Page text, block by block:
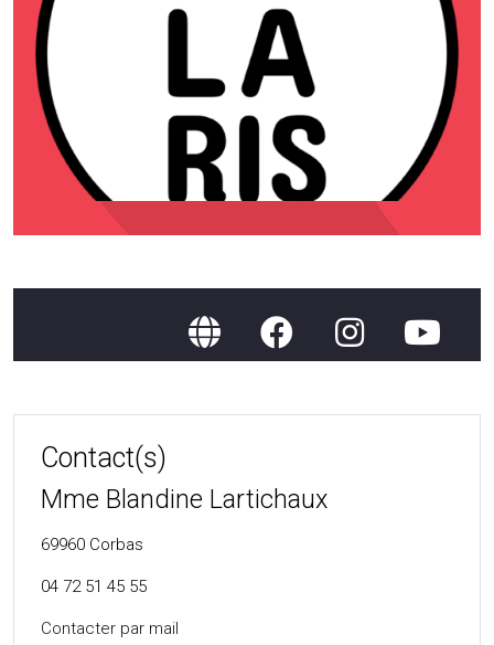
Contact(s)
Mme Blandine Lartichaux
69960 Corbas
04 72 51 45 55
Contacter par mail